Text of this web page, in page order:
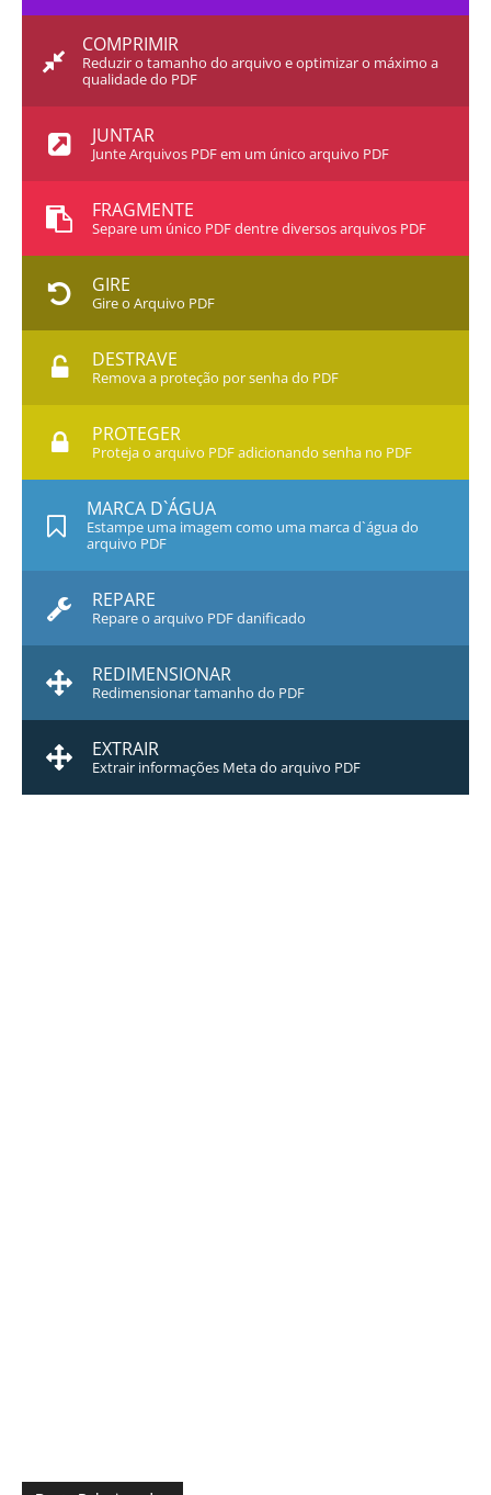
COMPRIMIR
Reduzir o tamanho do arquivo e optimizar o máximo a
qualidade do PDF
JUNTAR
Junte Arquivos PDF em um único arquivo PDF
FRAGMENTE
Separe um único PDF dentre diversos arquivos PDF
GIRE
Gire o Arquivo PDF
DESTRAVE
Remova a proteção por senha do PDF
PROTEGER
Proteja o arquivo PDF adicionando senha no PDF
MARCA D`ÁGUA
Estampe uma imagem como uma marca d`água do
arquivo PDF
REPARE
Repare o arquivo PDF danificado
REDIMENSIONAR
Redimensionar tamanho do PDF
EXTRAIR
Extrair informações Meta do arquivo PDF